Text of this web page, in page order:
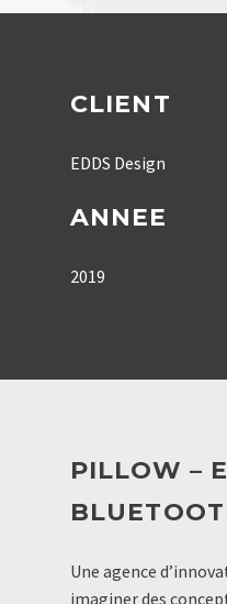
CLIENT
EDDS Design
ANNEE
2019
PILLOW –
Une agence
imaginer des